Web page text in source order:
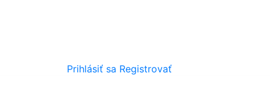
Prihlásiť sa Registrovať